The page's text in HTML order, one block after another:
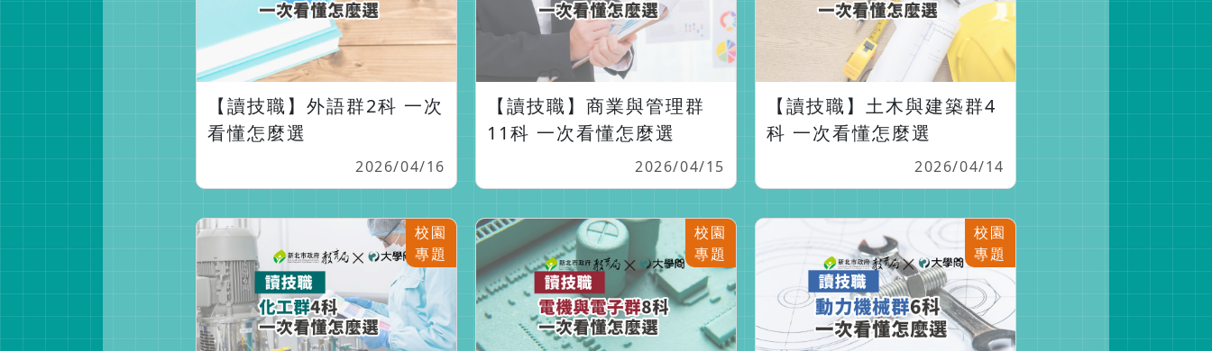
【讀技職】外語群2科 一次
看懂怎麼選
2026/04/16
【讀技職】商業與管理群
11科 一次看懂怎麼選
2026/04/15
【讀技職】土木與建築群4
科 一次看懂怎麼選
2026/04/14
校園
專題
校園
專題
校園
專題